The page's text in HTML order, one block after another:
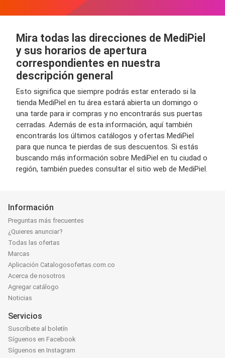
Mira todas las direcciones de MediPiel
y sus horarios de apertura
correspondientes en nuestra
descripción general
Esto significa que siempre podrás estar enterado si la
tienda MediPiel en tu área estará abierta un domingo o
una tarde para ir compras y no encontrarás sus puertas
cerradas. Además de esta información, aquí también
encontrarás los últimos catálogos y ofertas MediPiel
para que nunca te pierdas de sus descuentos. Si estás
buscando más información sobre MediPiel en tu ciudad o
región, también puedes consultar el sitio web de MediPiel.
Información
Preguntas más frecuentes
¿Quieres anunciar?
Todas las ofertas
Marcas
Aplicación Catalogosofertas.com.co
Acerca de nosotros
Agregar catálogo
Noticias
Servicios
Suscríbete al boletín
Síguenos en Facebook
Síguenos en Instagram